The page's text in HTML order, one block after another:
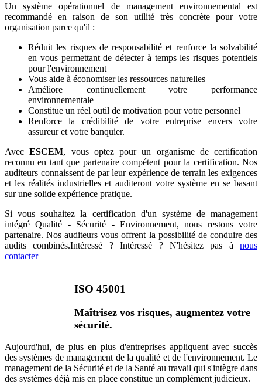
Un système opérationnel de management environnemental est
recommandé en raison de son utilité très concrète pour votre
organisation parce qu'il :
Réduit les risques de responsabilité et renforce la solvabilité
en vous permettant de détecter à temps les risques potentiels
pour l'environnement
Vous aide à économiser les ressources naturelles
Améliore continuellement votre performance
environnementale
Constitue un réel outil de motivation pour votre personnel
Renforce la crédibilité de votre entreprise envers votre
assureur et votre banquier.
AvecESCEM, vous optez pour un organisme de certification
reconnu en tant que partenaire compétent pour la certification. Nos
auditeurs connaissent de par leur expérience de terrain les exigences
et les réalités industrielles et auditeront votre système en se basant
sur une solide expérience pratique.
Si vous souhaitez la certification d'un système de management
intégré Qualité - Sécurité - Environnement, nous restons votre
partenaire. Nos auditeurs vous offrent la possibilité de conduire des
audits combinés.Intéressé ? Intéressé ? N'hésitez pas à nous
contacter
ISO 45001
Maîtrisez vos risques, augmentez votre
sécurité.
Aujourd'hui, de plus en plus d'entreprises appliquent avec succès
des systèmes de management de la qualité et de l'environnement. Le
management de la Sécurité et de la Santé au travail qui s'intègre dans
des systèmes déjà mis en place constitue un complément judicieux.